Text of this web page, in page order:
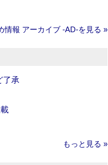
情報 アーカイブ ‐AD‐を見る »
了承
もっと見る »